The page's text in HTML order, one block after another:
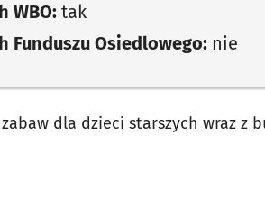
WBO: tak
Funduszu Osiedlowego: nie
dla dzieci starszych wraz z